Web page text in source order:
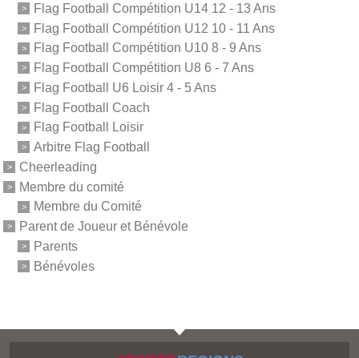
Flag Football Compétition U14 12 - 13 Ans
Flag Football Compétition U12 10 - 11 Ans
Flag Football Compétition U10 8 - 9 Ans
Flag Football Compétition U8 6 - 7 Ans
Flag Football U6 Loisir 4 - 5 Ans
Flag Football Coach
Flag Football Loisir
Arbitre Flag Football
Cheerleading
Membre du comité
Membre du Comité
Parent de Joueur et Bénévole
Parents
Bénévoles